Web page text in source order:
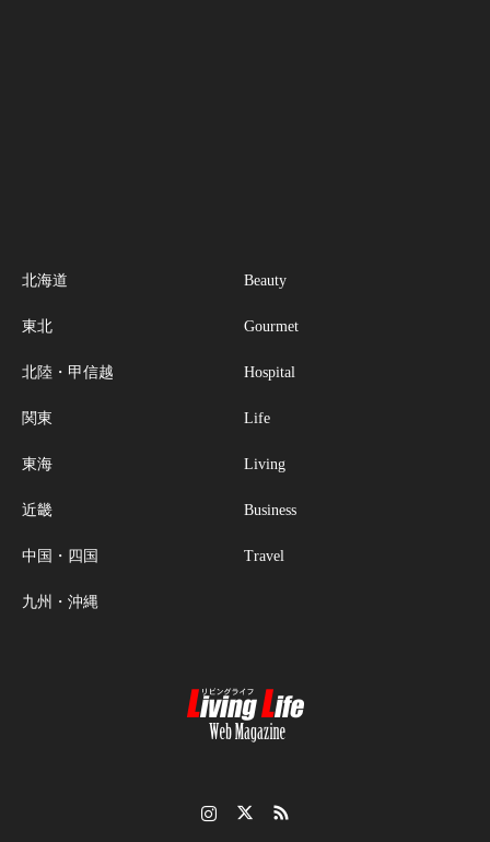
北海道
東北
北陸・甲信越
関東
東海
近畿
中国・四国
九州・沖縄
Beauty
Gourmet
Hospital
Life
Living
Business
Travel